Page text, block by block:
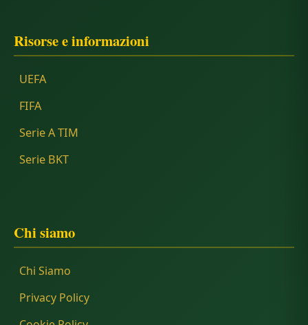
Risorse e informazioni
UEFA
FIFA
Serie A TIM
Serie BKT
Chi siamo
Chi Siamo
Privacy Policy